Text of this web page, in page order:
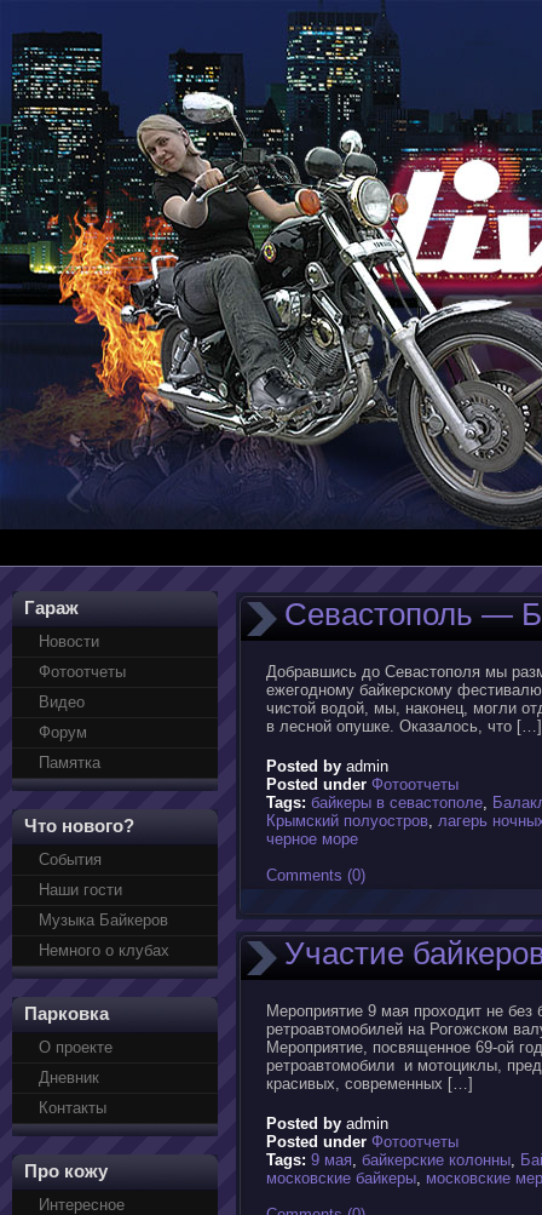
Гараж
Новости
Фотоотчеты
Видео
Форум
Памятка
Что нового?
События
Наши гости
Музыка Байкеров
Немного о клубах
Парковка
О проекте
Дневник
Контакты
Про кожу
Интересное
Севастополь —
Добравшись до Севастополя мы
ежегодному байкерскому
чистой водой, мы, наконец, могли
в лесной опушке. Оказалось, что […]
Posted by admin
Posted under Фотоотчеты
Tags: байкеры в севастополе,
Крымский полуостров, лагерь
черное море
Comments (0)
Участие
Мероприятие 9 мая проходит не
ретроавтомобилей на Рогожском
Мероприятие, посвященное 69-ой
ретроавтомобили и мотоциклы,
красивых, современных […]
Posted by admin
Posted under Фотоотчеты
Tags: 9 мая, байкерские колонны,
московские байкеры, московские